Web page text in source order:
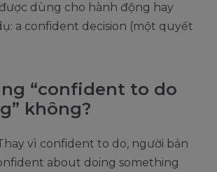
dùng cho hành động hay
a confident decision (một quyết
“confident to do
không?
vì confident to do, người bản
about doing something